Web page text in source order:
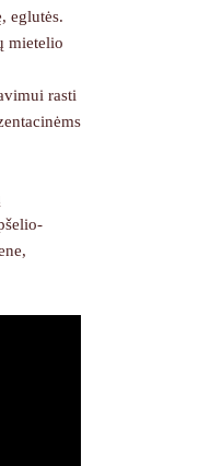
eglutės.
mietelio
rasti